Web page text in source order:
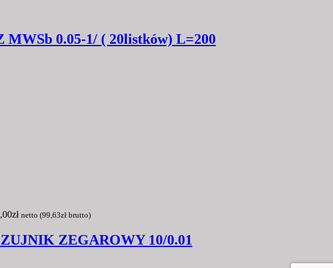
0.05-1/ ( 20listków) L=200
zł netto (99,63zł brutto)
ZEGAROWY 10/0.01